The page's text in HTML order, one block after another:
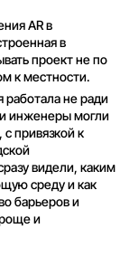
AR в
в
проект не по
к местности.
работала не ради
инженеры могли
привязкой к
видели, каким
среду и как
барьеров и
и